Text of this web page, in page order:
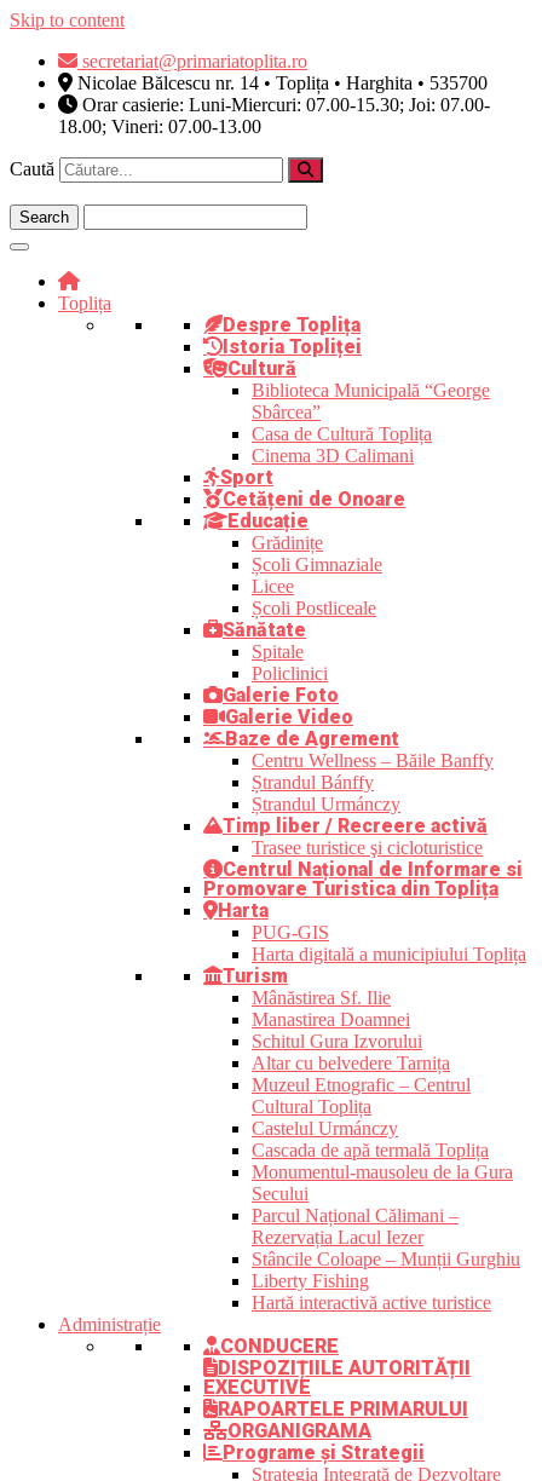
Skip to content
secretariat@primariatoplita.ro
Nicolae Bălcescu nr. 14 • Toplița • Harghita • 535700
Orar casierie: Luni-Miercuri: 07.00-15.30; Joi: 07.00-
18.00; Vineri: 07.00-13.00
Caută
Toplița
Despre Toplița
Istoria Topliței
Cultură
Biblioteca Municipală “George
Sbârcea”
Casa de Cultură Toplița
Cinema 3D Calimani
Sport
Cetățeni de Onoare
Educație
Grădinițe
Școli Gimnaziale
Licee
Școli Postliceale
Sănătate
Spitale
Policlinici
Galerie Foto
Galerie Video
Baze de Agrement
Centru Wellness – Băile Banffy
Ștrandul Bánffy
Ștrandul Urmánczy
Timp liber / Recreere activă
Trasee turistice şi cicloturistice
Centrul Național de Informare si
Promovare Turistica din Toplița
Harta
PUG-GIS
Harta digitală a municipiului Toplița
Turism
Mânăstirea Sf. Ilie
Manastirea Doamnei
Schitul Gura Izvorului
Altar cu belvedere Tarnița
Muzeul Etnografic – Centrul
Cultural Toplița
Castelul Urmánczy
Cascada de apă termală Toplița
Monumentul-mausoleu de la Gura
Secului
Parcul Național Călimani –
Rezervația Lacul Iezer
Stâncile Coloape – Munții Gurghiu
Liberty Fishing
Hartă interactivă active turistice
Administrație
CONDUCERE
DISPOZIȚIILE AUTORITĂȚII
EXECUTIVE
RAPOARTELE PRIMARULUI
ORGANIGRAMA
Programe și Strategii
Strategia Integrată de Dezvoltare